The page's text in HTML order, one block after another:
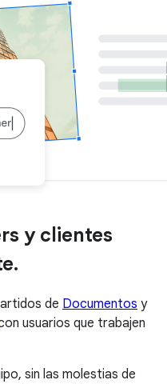
y clientes
de Documentos y
usuarios que trabajen
sin las molestias de